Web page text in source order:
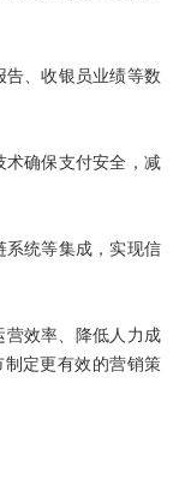
告、收银员业绩等数
术确保支付安全，减
系统等集成，实现信
效率、降低人力成
定更有效的营销策